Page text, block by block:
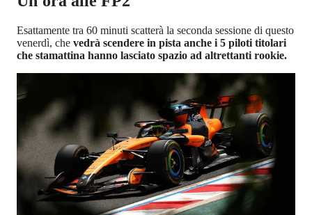
Esattamente tra 60 minuti scatterà la seconda sessione di questo
venerdì, che vedrà scendere in pista anche i 5 piloti titolari
che stamattina hanno lasciato spazio ad altrettanti rookie.